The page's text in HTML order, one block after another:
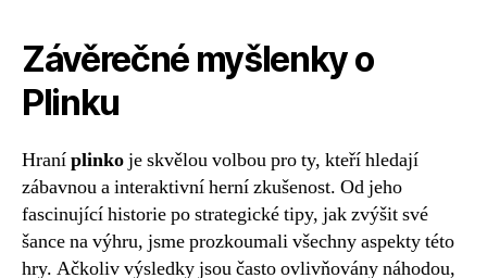
Závěrečné myšlenky o
Plinku
Hraníplinkoje skvělou volbou pro ty, kteří hledají
zábavnou a interaktivní herní zkušenost. Od jeho
fascinující historie po strategické tipy, jak zvýšit své
šance na výhru, jsme prozkoumali všechny aspekty této
hry. Ačkoliv výsledky jsou často ovlivňovány náhodou,